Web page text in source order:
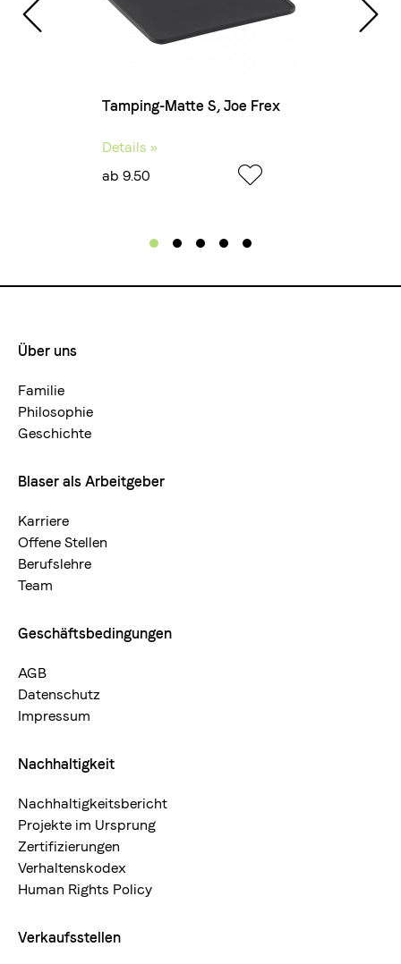
Tamping-Matte S, Joe Frex
Details »
ab 9.50
Footermenue-
neu
Über uns
Familie
Philosophie
Geschichte
Blaser als Arbeitgeber
Karriere
Offene Stellen
Berufslehre
Team
Geschäftsbedingungen
AGB
Datenschutz
Impressum
Nachhaltigkeit
Nachhaltigkeitsbericht
Projekte im Ursprung
Zertifizierungen
Verhaltenskodex
Human Rights Policy
Verkaufsstellen